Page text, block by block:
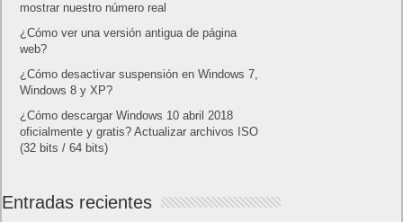
mostrar nuestro número real
¿Cómo ver una versión antigua de página
web?
¿Cómo desactivar suspensión en Windows 7,
Windows 8 y XP?
¿Cómo descargar Windows 10 abril 2018
oficialmente y gratis? Actualizar archivos ISO
(32 bits / 64 bits)
Entradas recientes